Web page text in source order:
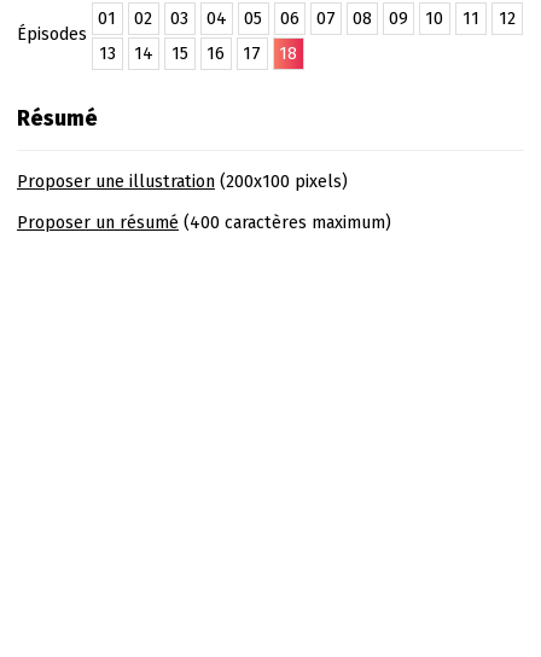
Épisodes
01 02 03 04 05 06 07 08 09 10 11
12
13
14 15 16 17 18
Résumé
Proposer une illustration(200x100 pixels)
Proposer un résumé (400 caractères maximum)